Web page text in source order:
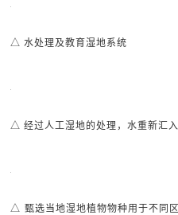
△ 水处理及教育湿地系统
△ 经过人工湿地的处理，水重新汇
△ 甄选当地湿地植物物种用于不同